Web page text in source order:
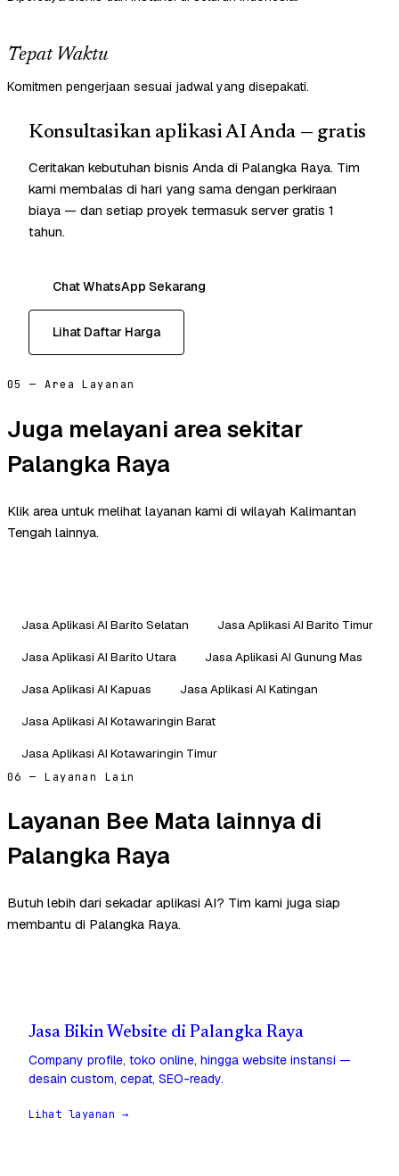
Tepat Waktu
Komitmen pengerjaan sesuai jadwal yang disepakati.
Konsultasikan aplikasi AI Anda — gratis
Ceritakan kebutuhan bisnis Anda di Palangka Raya. Tim
kami membalas di hari yang sama dengan perkiraan
biaya — dan setiap proyek termasuk server gratis 1
tahun.
Chat WhatsApp Sekarang
Lihat Daftar Harga
05 — Area Layanan
Juga melayani area sekitar
Palangka Raya
Klik area untuk melihat layanan kami di wilayah Kalimantan
Tengah lainnya.
Jasa Aplikasi AI Barito Selatan
Jasa Aplikasi AI Barito Timur
Jasa Aplikasi AI Barito Utara
Jasa Aplikasi AI Gunung Mas
Jasa Aplikasi AI Kapuas
Jasa Aplikasi AI Katingan
Jasa Aplikasi AI Kotawaringin Barat
Jasa Aplikasi AI Kotawaringin Timur
06 — Layanan Lain
Layanan Bee Mata lainnya di
Palangka Raya
Butuh lebih dari sekadar aplikasi AI? Tim kami juga siap
membantu di Palangka Raya.
Jasa Bikin Website di Palangka Raya
Company profile, toko online, hingga website instansi —
desain custom, cepat, SEO-ready.
Lihat layanan →